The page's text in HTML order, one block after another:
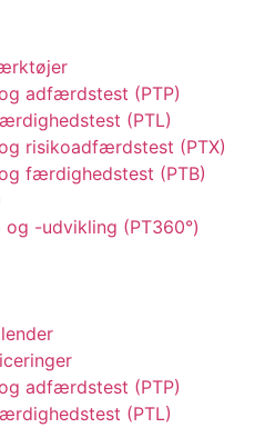
adfærdstest (PTP)
(PTL)
risikoadfærdstest (PTX)
færdighedstest (PTB)
og -udvikling (PT360°)
adfærdstest (PTP)
(PTL)